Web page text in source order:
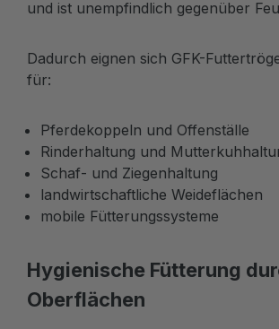
und ist unempfindlich gegenüber
Dadurch eignen sich GFK-
für:
Pferdekoppeln und Offenställe
Rinderhaltung und
Schaf- und Ziegenhaltung
landwirtschaftliche Weideflächen
mobile Fütterungssysteme
Hygienische Fütterung
Oberflächen